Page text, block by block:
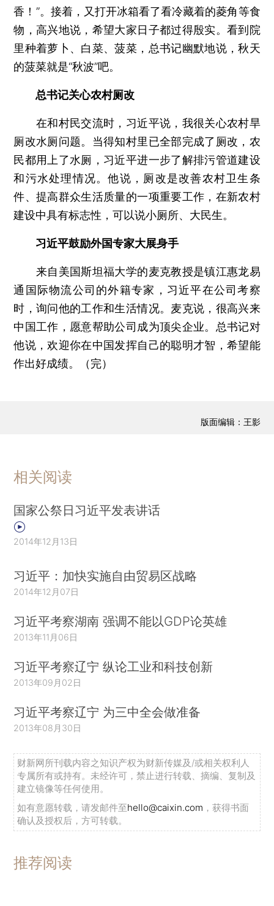
香！”。接着，又打开冰箱看了看冷藏着的菱角等食
物，高兴地说，希望大家日子都过得殷实。看到院
里种着萝卜、白菜、菠菜，总书记幽默地说，秋天
的菠菜就是“秋波”吧。
总书记关心农村厕改
在和村民交流时，习近平说，我很关心农村旱
厕改水厕问题。当得知村里已全部完成了厕改，农
民都用上了水厕，习近平进一步了解排污管道建设
和污水处理情况。他说，厕改是改善农村卫生条
件、提高群众生活质量的一项重要工作，在新农村
建设中具有标志性，可以说小厕所、大民生。
习近平鼓励外国专家大展身手
来自美国斯坦福大学的麦克教授是镇江惠龙易
通国际物流公司的外籍专家，习近平在公司考察
时，询问他的工作和生活情况。麦克说，很高兴来
中国工作，愿意帮助公司成为顶尖企业。总书记对
他说，欢迎你在中国发挥自己的聪明才智，希望能
作出好成绩。（完）
版面编辑：王影
相关阅读
国家公祭日习近平发表讲话
2014年12月13日
习近平：加快实施自由贸易区战略
2014年12月07日
习近平考察湖南 强调不能以GDP论英雄
2013年11月06日
习近平考察辽宁 纵论工业和科技创新
2013年09月02日
习近平考察辽宁 为三中全会做准备
2013年08月30日
财新网所刊载内容之知识产权为财新传媒及/或相关权利人
专属所有或持有。未经许可，禁止进行转载、摘编、复制及
建立镜像等任何使用。
如有意愿转载，请发邮件至hello@caixin.com ，获得书面
确认及授权后，方可转载。
推荐阅读